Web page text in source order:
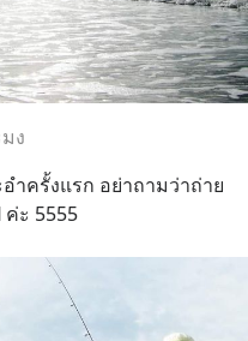
ง
ำครั้งแรก อย่าถามว่าถ่าย
ะ 5555